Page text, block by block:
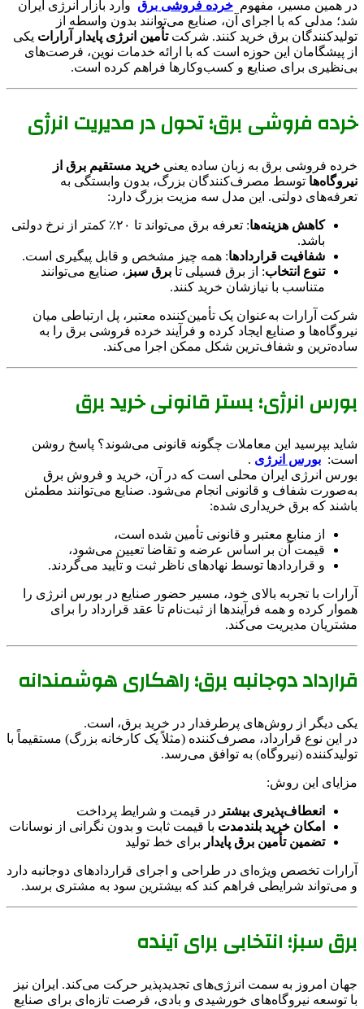
در همین مسیر، مفهوم خرده فروشی برق وارد بازار انرژی ایران
شد؛ مدلی که با اجرای آن، صنایع می‌توانند بدون واسطه از
تولیدکنندگان برق خرید کنند. شرکتتأمین انرژی پایدار آرارات یکی
از پیشگامان این حوزه است که با ارائه خدمات نوین، فرصت‌های
بی‌نظیری برای صنایع و کسب‌وکارها فراهم کرده است.
خرده فروشی برق؛ تحول در مدیریت انرژی
خرده فروشی برق به زبان ساده یعنی خرید مستقیم برق از
نیروگاه‌ها توسط مصرف‌کنندگان بزرگ، بدون وابستگی به
تعرفه‌های دولتی. این مدل سه مزیت بزرگ دارد:
کاهش هزینه‌ها
: تعرفه برق می‌تواند تا ۲۰٪ کمتر از نرخ دولتی
باشد.
شفافیت قراردادها: همه چیز مشخص و قابل پیگیری است.
تنوع انتخاب: از برق فسیلی تا برق سبز ، صنایع می‌توانند
متناسب با نیازشان خرید کنند.
شرکت آرارات به‌عنوان یک تأمین‌کننده معتبر، پل ارتباطی میان
نیروگاه‌ها و صنایع ایجاد کرده و فرآیند خرده فروشی برق را به
ساده‌ترین و شفاف‌ترین شکل ممکن اجرا می‌کند.
بورس انرژی؛ بستر قانونی خرید برق
شاید بپرسید این معاملات چگونه قانونی می‌شوند؟ پاسخ روشن
است: بورس انرژی .
بورس انرژی ایران محلی است که در آن، خرید و فروش برق
به‌صورت شفاف و قانونی انجام می‌شود. صنایع می‌توانند مطمئن
باشند که برق خریداری شده:
از منابع معتبر و قانونی تأمین شده است،
قیمت آن بر اساس عرضه و تقاضا تعیین می‌شود،
و قراردادها توسط نهادهای ناظر ثبت و تأیید می‌گردند.
آرارات با تجربه بالای خود، مسیر حضور صنایع در بورس انرژی را
هموار کرده و همه فرآیندها از ثبت‌نام تا عقد قرارداد را برای
مشتریان مدیریت می‌کند.
قرارداد دوجانبه برق؛ راهکاری هوشمندانه
یکی دیگر از روش‌های پرطرفدار در خرید برق، است.
در این نوع قرارداد، مصرف‌کننده (مثلاً یک کارخانه بزرگ) مستقیماً با
تولیدکننده (نیروگاه) به توافق می‌رسد.
مزایای این روش:
انعطاف‌پذیری بیشتر در قیمت و شرایط پرداخت
امکان خرید بلندمدت با قیمت ثابت و بدون نگرانی از نوسانات
تضمین تأمین برق پایدار برای خط تولید
آرارات تخصص ویژه‌ای در طراحی و اجرای قراردادهای دوجانبه دارد
و می‌تواند شرایطی فراهم کند که بیشترین سود به مشتری برسد.
برق سبز؛ انتخابی برای آینده
جهان امروز به سمت انرژی‌های تجدیدپذیر حرکت می‌کند. ایران نیز
با توسعه نیروگاه‌های خورشیدی و بادی، فرصت تازه‌ای برای صنایع